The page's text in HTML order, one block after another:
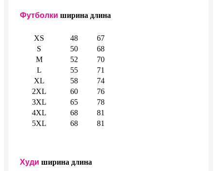
Футболки ширина длина
XS 48
67
S
50
68
M
52
70
L
55
71
XL
58
74
2XL
60
76
3XL
65
78
4XL
68
81
5XL
68 81
Худи ширина длина